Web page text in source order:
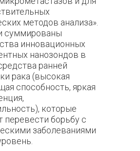
методов анализа».
суммированы
инновационных
нанозондов в
ранней
рака (высокая
способность, яркая
которые
перевести борьбу с
заболеваниями